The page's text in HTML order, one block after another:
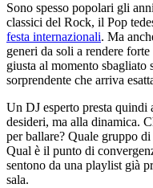
Sono spesso popolari gli
classici del Rock, il Pop
festa internazionali. Ma
generi da soli a rendere
giusta al momento sbagliato
sorprendente che arriva
Un DJ esperto presta quindi
desideri, ma alla dinamica.
per ballare? Quale gruppo
Qual è il punto di
sentono da una playlist già
sala.